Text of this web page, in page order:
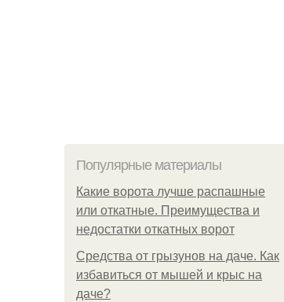
Популярные материалы
Какие ворота лучше распашные
или откатные. Преимущества и
недостатки откатных ворот
Средства от грызунов на даче. Как
избавиться от мышей и крыс на
даче?